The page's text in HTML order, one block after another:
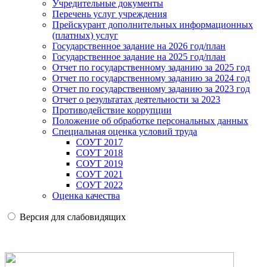
Учредительные документы
Перечень услуг учреждения
Прейскурант дополнительных информационных
(платных) услуг
Государственное задание на 2026 год/план
Государственное задание на 2025 год/план
Отчет по государственному заданию за 2025 год
Отчет по государственному заданию за 2024 год
Отчет по государственному заданию за 2023 год
Отчет о результатах деятельности за 2023
Противодействие коррупции
Положение об обработке персональных данных
Специальная оценка условий труда
СОУТ 2017
СОУТ 2018
СОУТ 2019
СОУТ 2021
СОУТ 2022
Оценка качества
Версия для слабовидящих